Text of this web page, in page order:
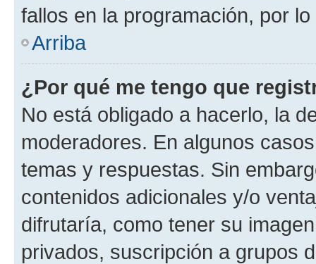
fallos en la programación, por
Arriba
¿Por qué me tengo que
No está obligado a hacerlo, la
moderadores. En algunos
temas y respuestas. Sin
contenidos adicionales y/o
difrutaría, como tener su
privados, suscripción a grupos